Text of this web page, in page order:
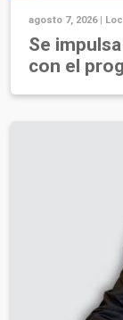
agosto 7, 2026 |
Se
con el